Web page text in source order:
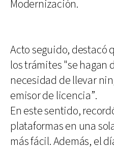
Modernización.
Acto seguido, destacó
los trámites "se hagan
necesidad de llevar
emisor de licencia”.
En este sentido,
plataformas en una
más fácil. Además, el